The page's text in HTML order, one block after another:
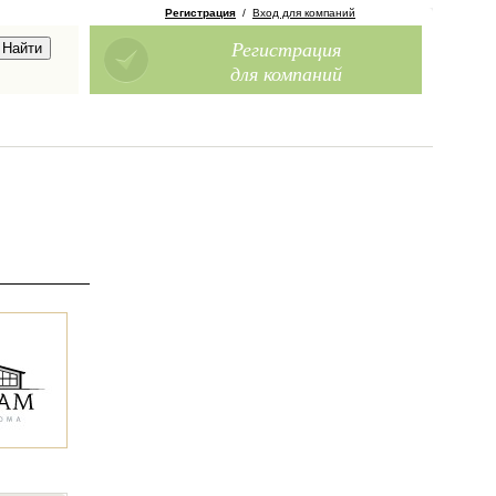
Регистрация / Вход для компаний
Регистрация
для компаний